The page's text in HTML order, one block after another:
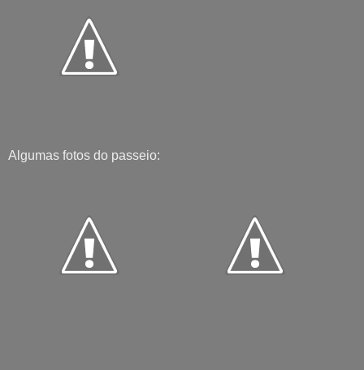
Algumas fotos do passeio: